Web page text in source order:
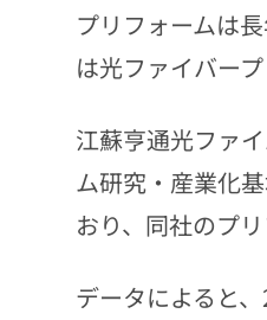
プリフォームは
は光ファイバー
江蘇亨通光ファ
ム研究・産業化
おり、同社のプ
データによると